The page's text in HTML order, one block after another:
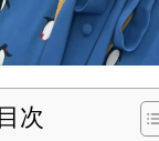
目次